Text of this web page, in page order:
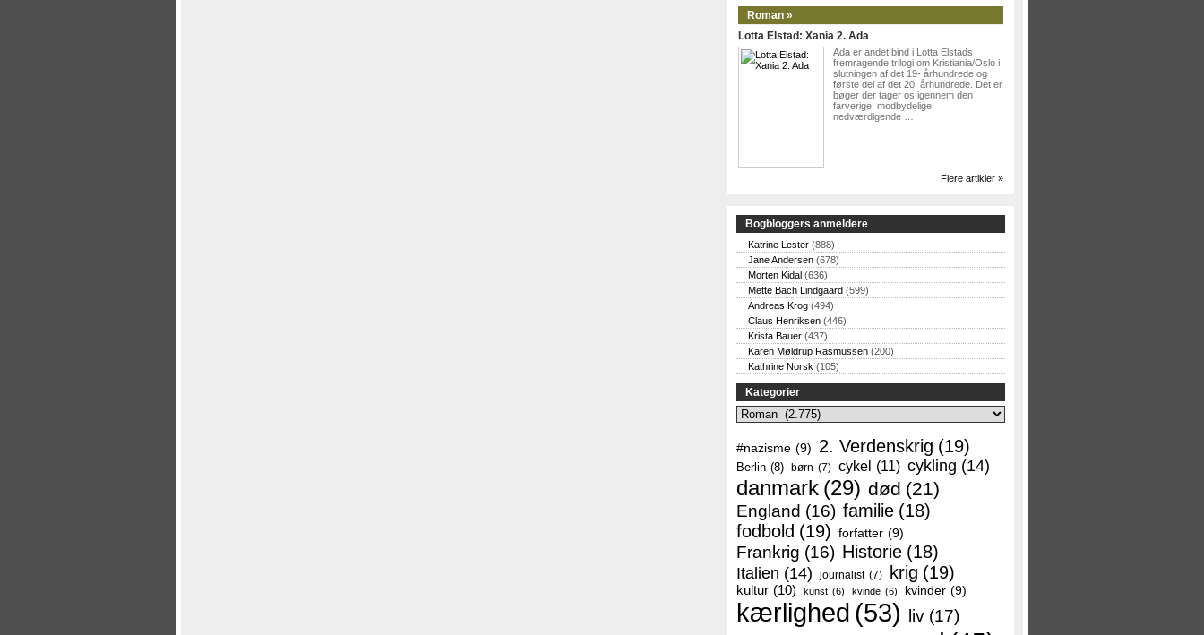
Roman »
Lotta Elstad: Xania 2. Ada
Ada er andet bind i Lotta Elstads
fremragende trilogi om Kristiania/Oslo i
slutningen af det 19- århundrede og
første del af det 20. århundrede. Det er
bøger der tager os igennem den
farverige, modbydelige,
nedværdigende …
Flere artikler »
Bogbloggers anmeldere
Katrine Lester (888)
Jane Andersen (678)
Morten Kidal (636)
Mette Bach Lindgaard (599)
Andreas Krog (494)
Claus Henriksen (446)
Krista Bauer (437)
Karen Møldrup Rasmussen (200)
Kathrine Norsk (105)
Kategorier
Kategorier
#nazisme (9) 2. Verdenskrig (19)
Berlin (8) børn (7) cykel (11) cykling (14)
danmark (29) død (21)
England (16) familie (18)
fodbold (19) forfatter (9)
Frankrig (16) Historie (18)
Italien (14) journalist (7) krig (19)
kultur (10) kunst (6) kvinde (6) kvinder (9)
kærlighed (53) liv (17)